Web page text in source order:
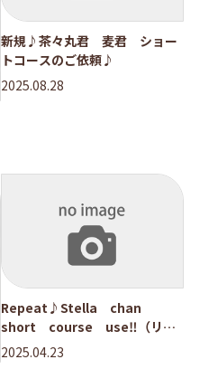
新規♪茶々丸君 麦君 ショー
トコースのご依頼♪
2025.08.28
Repeat♪Stella chan
short course use‼（リピ
ート♪ ステラちゃんショート
2025.04.23